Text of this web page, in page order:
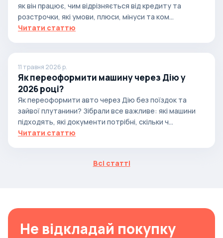
як він працює, чим відрізняється від кредиту та
розстрочки, які умови, плюси, мінуси та ком...
Читати статтю
11 травня 2026 р.
Як переоформити машину через Дію у
2026 році?
Як переоформити авто через Дію без поїздок та
зайвої плутанини? Зібрали все важливе: які машини
підходять, які документи потрібні, скільки ч...
Читати статтю
Всі статті
Не відкладай покупку